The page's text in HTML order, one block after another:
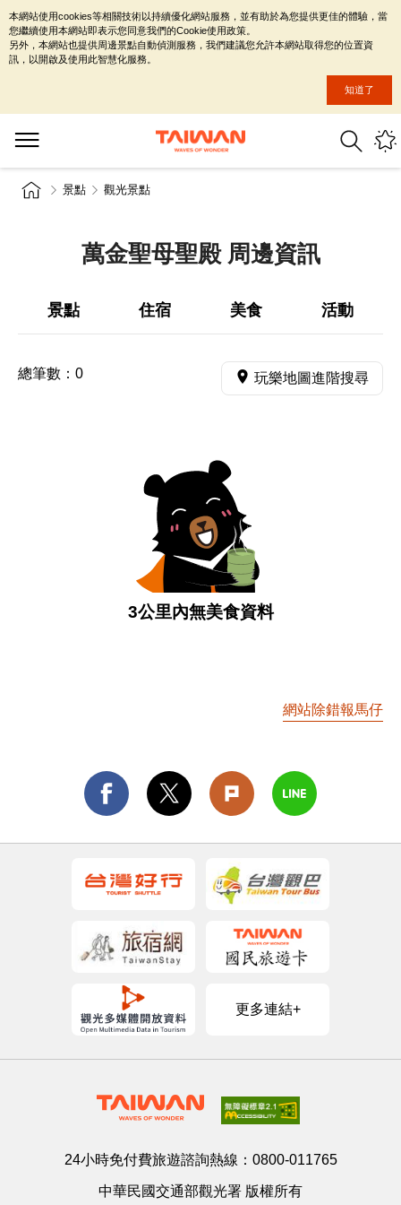
景點 觀光景點
萬金聖母聖殿 周邊資訊
景點 住宿 美食 活動
總筆數： 0 玩樂地圖進階搜尋
3公里內無美食資料
網站除錯報馬仔
更多連結+
24小時免付費旅遊諮詢熱線： 0800-011765
中華民國交通部觀光署 版權所有
本網站使用cookies等相關技術以持續優化網站服務，並有助於為您提供更佳的體驗，當
您繼續使用本網站即表示您同意我們的Cookie使用政策。
另外，本網站也提供周邊景點自動偵測服務，我們建議您允許本網站取得您的位置資
訊，以開啟及使用此智慧化服務。
知道了